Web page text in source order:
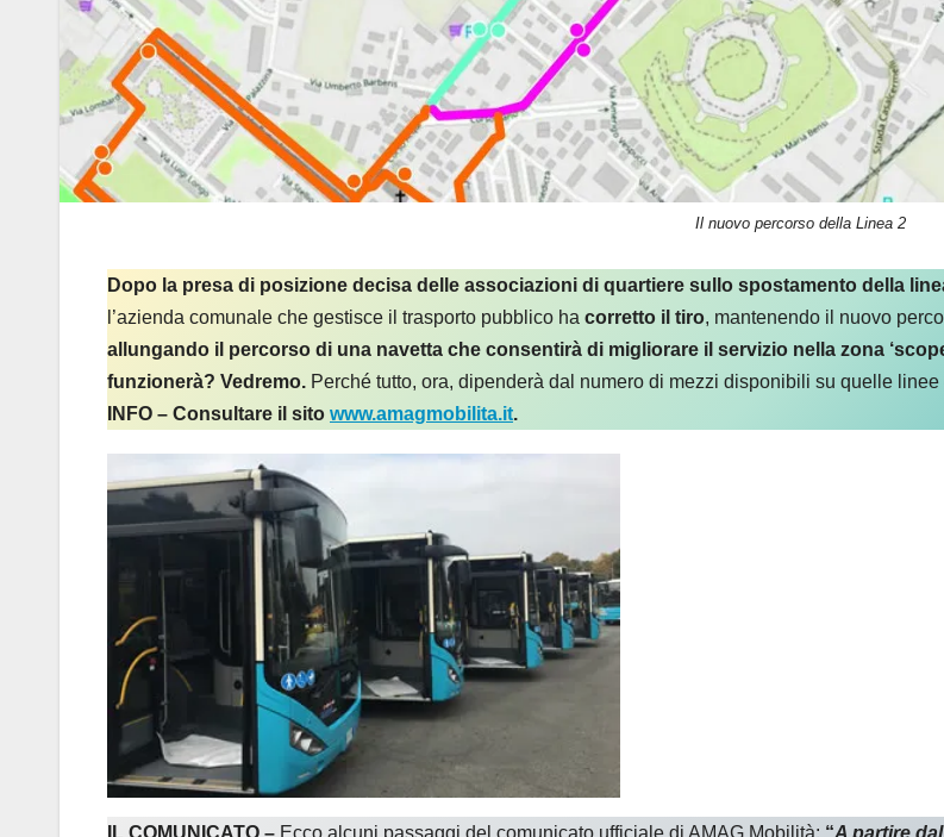
Il nuovo percorso della Linea 2
Dopo la presa di posizione decisa delle associazioni di quartiere sullo spostamento della
l’azienda comunale che gestisce il trasporto pubblico ha corretto il tiro, mantenendo il nuovo
allungando il percorso di una navetta che consentirà di migliorare il servizio nella zona
funzionerà? Vedremo. Perché tutto, ora, dipenderà dal numero di mezzi disponibili su quelle
INFO – Consultare il sito www.amagmobilita.it.
IL COMUNICATO – Ecco alcuni passaggi del comunicato ufficiale di AMAG Mobilità: “A partire